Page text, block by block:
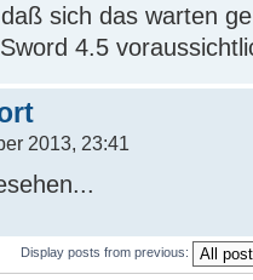
sich das warten
4.5
2013, 23:41
Display posts from previous: